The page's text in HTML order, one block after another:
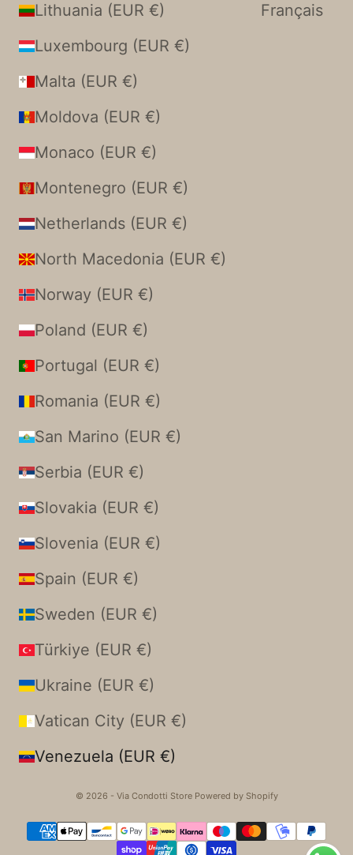
Lithuania (EUR €)
Luxembourg (EUR €)
Malta (EUR €)
Moldova (EUR €)
Monaco (EUR €)
Montenegro (EUR €)
Netherlands (EUR €)
North Macedonia (EUR €)
Norway (EUR €)
Poland (EUR €)
Portugal (EUR €)
Romania (EUR €)
San Marino (EUR €)
Serbia (EUR €)
Slovakia (EUR €)
Slovenia (EUR €)
Spain (EUR €)
Sweden (EUR €)
Türkiye (EUR €)
Ukraine (EUR €)
Vatican City (EUR €)
Venezuela (EUR €)
Français
© 2026 - Via Condotti Store Powered by Shopify